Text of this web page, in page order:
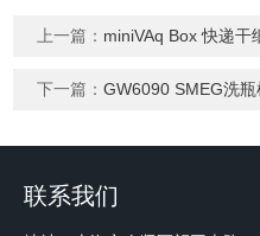
上一篇： miniVAq Box 快递干
下一篇：GW6090 SMEG洗瓶
联系我们